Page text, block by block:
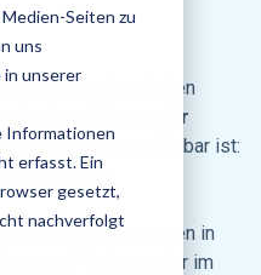
Seiten zu
uns
unserer
Informationen
erfasst. Ein
gesetzt,
nachverfolgt
Einführung eines
für einen
innerhalb des
im Handumdrehen
einzigen
Lösung für
drei Geräten verfügbar ist:
Computer
und Berufsgruppen in
auf Reisen oder im